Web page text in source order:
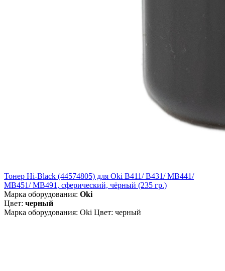
Тонер Hi-Black (44574805) для Oki B411/ B431/ MB441/
MB451/ MB491, сферический, чёрный (235 гр.)
Марка оборудования: Oki
Цвет: черный
Марка оборудования: Oki Цвет: черный